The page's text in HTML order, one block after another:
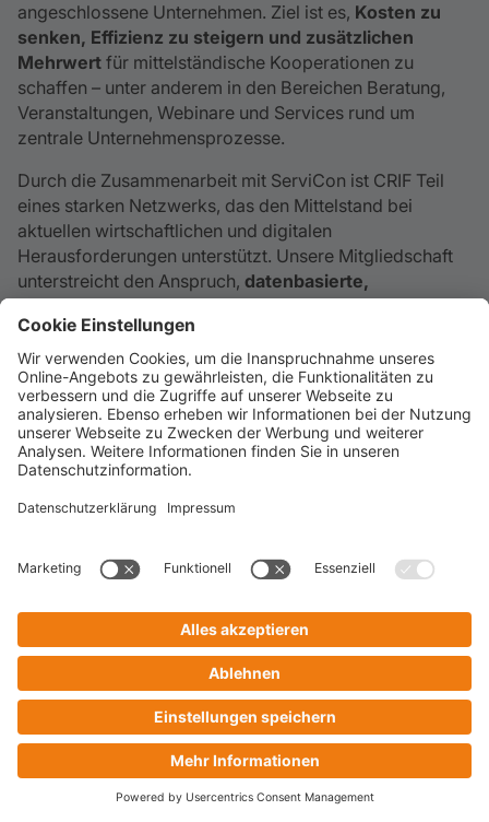
angeschlossene Unternehmen. Ziel ist es, Kosten zu
senken, Effizienz zu steigern und zusätzlichen
Mehrwert für mittelständische Kooperationen zu
schaffen – unter anderem in den Bereichen Beratung,
Veranstaltungen, Webinare und Services rund um
zentrale Unternehmensprozesse.
Durch die Zusammenarbeit mit ServiCon ist CRIF Teil
eines starken Netzwerks, das den Mittelstand bei
aktuellen wirtschaftlichen und digitalen
Herausforderungen unterstützt. Unsere Mitgliedschaft
unterstreicht den Anspruch, datenbasierte,
mittelständische Unternehmen nachhaltig in ihrer
Wettbewerbsfähigkeit zu stärken.
Zur Website
Deutsches Fraud Forum
einer unabhängigen und nicht‑kommerziellen
Bekämpfung von Betrug und Missbrauch
insbesondere im digitalen und
telekommunikationsnahen Umfeld. Das DFF wurde 1999
gegründet und dient als branchenübergreifende
Austausch‑ und Kooperationsplattform
Sicherheitsexperten.
Ziel des Forums ist es,Betrugsszenarien frühzeitig zu